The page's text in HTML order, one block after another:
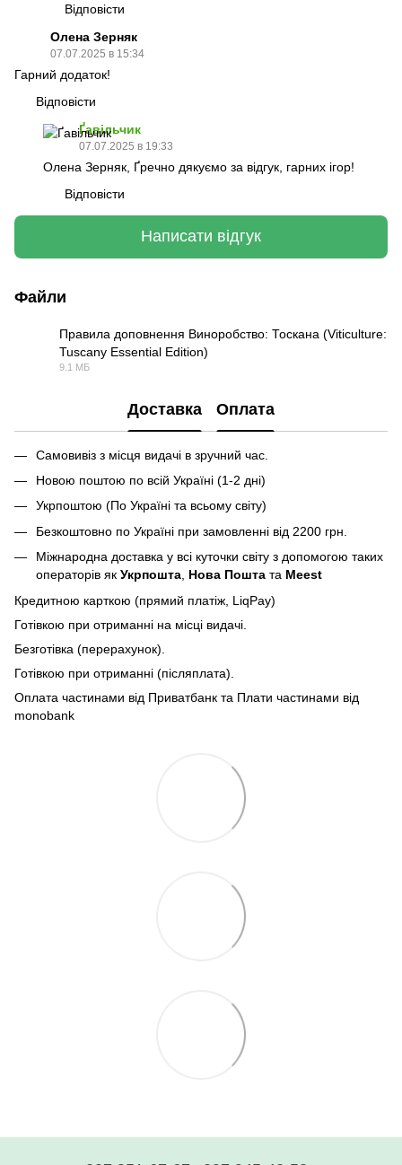
Відповісти
Олена Зерняк
07.07.2025 в 15:34
Гарний додаток!
Відповісти
Ґавільчик
07.07.2025 в 19:33
Олена Зерняк, Ґречно дякуємо за відгук, гарних ігор!
Відповісти
Написати відгук
Файли
Правила доповнення Виноробство: Тоскана (Viticulture:
Tuscany Essential Edition)
9.1 МБ
Доставка Оплата
Самовивіз з місця видачі в зручний час.
Новою поштою по всій Україні (1-2 дні)
Укрпоштою (По Україні та всьому світу)
Безкоштовно по Україні при замовленні від 2200 грн.
Міжнародна доставка у всі куточки світу з допомогою таких
операторів як Укрпошта Нова Пошта та Meest
Кредитною карткою (прямий платіж, LiqPay)
Готівкою при отриманні на місці видачі.
Безготівка (перерахунок).
Готівкою при отриманні (післяплата).
Оплата частинами від Приватбанк та Плати частинами від
monobank